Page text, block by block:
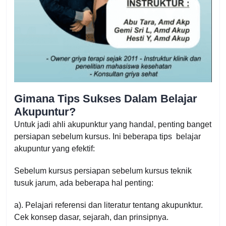
Gimana Tips Sukses Dalam Belajar
Akupuntur?
Untuk jadi ahli akupunktur yang handal, penting banget
persiapan sebelum kursus. Ini beberapa tips belajar
akupuntur yang efektif:
Sebelum kursus persiapan sebelum kursus teknik
tusuk jarum, ada beberapa hal penting:
a). Pelajari referensi dan literatur tentang akupunktur.
Cek konsep dasar, sejarah, dan prinsipnya.